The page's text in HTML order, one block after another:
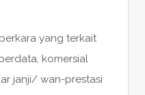
yang terkait
komersial
janji/ wan-prestasi